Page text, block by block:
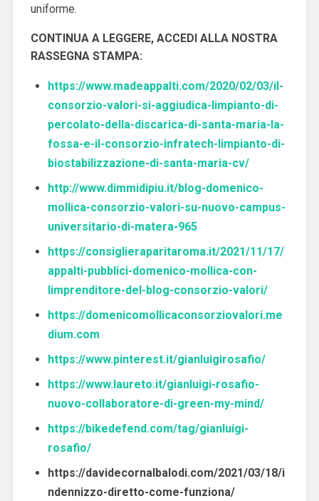
uniforme.
CONTINUA A LEGGERE, ACCEDI ALLA NOSTRA
RASSEGNA STAMPA:
https://www.madeappalti.com/2020/02/03/il-
consorzio-valori-si-aggiudica-limpianto-di-
percolato-della-discarica-di-santa-maria-la-
fossa-e-il-consorzio-infratech-limpianto-di-
biostabilizzazione-di-santa-maria-cv/
http://www.dimmidipiu.it/blog-domenico-
mollica-consorzio-valori-su-nuovo-campus-
universitario-di-matera-965
https://consiglieraparitaroma.it/2021/11/17/
appalti-pubblici-domenico-mollica-con-
limprenditore-del-blog-consorzio-valori/
https://domenicomollicaconsorziovalori.me
dium.com
https://www.pinterest.it/gianluigirosafio/
https://www.laureto.it/gianluigi-rosafio-
nuovo-collaboratore-di-green-my-mind/
https://bikedefend.com/tag/gianluigi-
rosafio/
https://davidecornalbalodi.com/2021/03/18/i
ndennizzo-diretto-come-funziona/